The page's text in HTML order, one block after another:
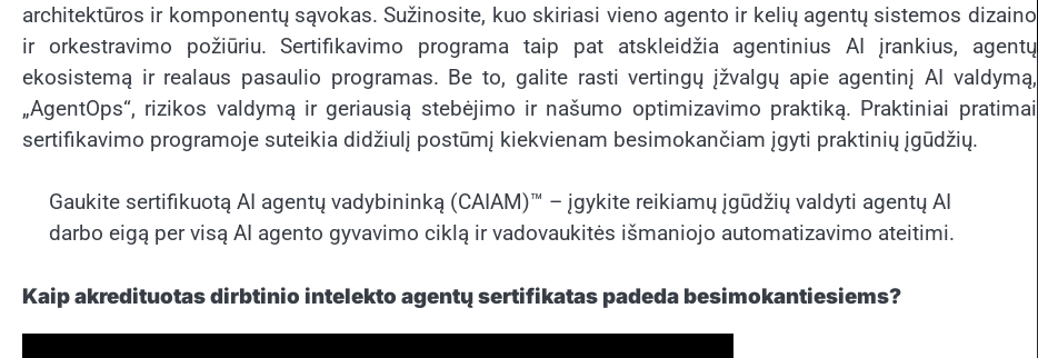
architektūros ir komponentų sąvokas. Sužinosite, kuo skiriasi vieno agento ir kelių agentų sistemos dizaino
ir orkestravimo požiūriu. Sertifikavimo programa taip pat atskleidžia agentinius AI įrankius, agentų
ekosistemą ir realaus pasaulio programas. Be to, galite rasti vertingų įžvalgų apie agentinį AI valdymą,
„AgentOps“, rizikos valdymą ir geriausią stebėjimo ir našumo optimizavimo praktiką. Praktiniai pratimai
sertifikavimo programoje suteikia didžiulį postūmį kiekvienam besimokančiam įgyti praktinių įgūdžių.
Gaukite sertifikuotą AI agentų vadybininką (CAIAM)™ – įgykite reikiamų įgūdžių valdyti agentų AI
darbo eigą per visą AI agento gyvavimo ciklą ir vadovaukitės išmaniojo automatizavimo ateitimi.
Kaip akredituotas dirbtinio intelekto agentų sertifikatas padeda besimokantiesiems?